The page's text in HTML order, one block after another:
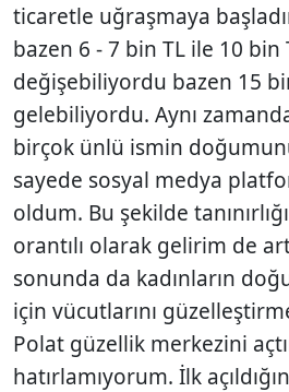
ticaretle uğraşmaya
bazen 6 - 7 bin TL ile 10 bin
değişebiliyordu bazen 15
gelebiliyordu. Aynı
birçok ünlü ismin
sayede sosyal medya
oldum. Bu şekilde
orantılı olarak gelirim de
sonunda da kadınların
için vücutlarını
Polat güzellik merkezini
hatırlamıyorum. İlk